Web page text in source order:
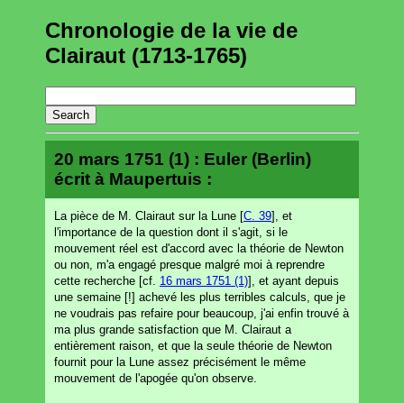
Chronologie de la vie de
Clairaut (1713-1765)
20 mars 1751 (1) : Euler (Berlin)
écrit à Maupertuis :
La pièce de M. Clairaut sur la Lune [C. 39], et
l'importance de la question dont il s'agit, si le
mouvement réel est d'accord avec la théorie de Newton
ou non, m'a engagé presque malgré moi à reprendre
cette recherche [cf. 16 mars 1751 (1)], et ayant depuis
une semaine [!] achevé les plus terribles calculs, que je
ne voudrais pas refaire pour beaucoup, j'ai enfin trouvé à
ma plus grande satisfaction que M. Clairaut a
entièrement raison, et que la seule théorie de Newton
fournit pour la Lune assez précisément le même
mouvement de l'apogée qu'on observe.